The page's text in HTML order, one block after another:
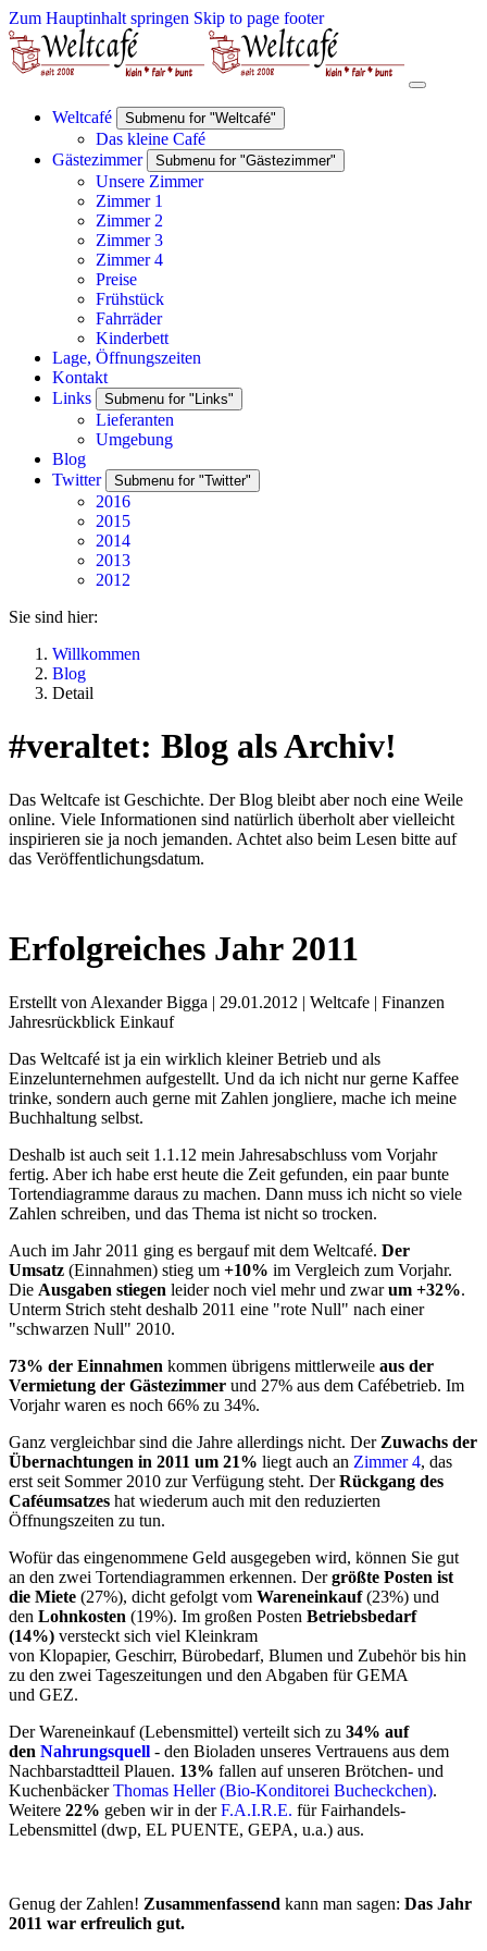
Zum Hauptinhalt springen Skip to page footer
Weltcafé Submenu for "Weltcafé"
Das kleine Café
Gästezimmer
Submenu for "Gästezimmer"
Unsere Zimmer
Zimmer 1
Zimmer 2
Zimmer 3
Zimmer 4
Preise
Frühstück
Fahrräder
Kinderbett
Lage, Öffnungszeiten
Kontakt
Links
Submenu for "Links"
Lieferanten
Umgebung
Blog
Twitter
Submenu for "Twitter"
2016
2015
2014
2013
2012
Sie sind hier:
Willkommen
Blog
Detail
#veraltet: Blog als Archiv!
Das Weltcafe ist Geschichte. Der Blog bleibt aber noch eine Weile
online. Viele Informationen sind natürlich überholt aber vielleicht
inspirieren sie ja noch jemanden. Achtet also beim Lesen bitte auf
das Veröffentlichungsdatum.
Erfolgreiches Jahr 2011
Erstellt von Alexander Bigga | 29.01.2012 | Weltcafe | Finanzen
Jahresrückblick Einkauf
Das Weltcafé ist ja ein wirklich kleiner Betrieb und als
Einzelunternehmen aufgestellt. Und da ich nicht nur gerne Kaffee
trinke, sondern auch gerne mit Zahlen jongliere, mache ich meine
Buchhaltung selbst.
Deshalb ist auch seit 1.1.12 mein Jahresabschluss vom Vorjahr
fertig. Aber ich habe erst heute die Zeit gefunden, ein paar bunte
Tortendiagramme daraus zu machen. Dann muss ich nicht so viele
Zahlen schreiben, und das Thema ist nicht so trocken.
Auch im Jahr 2011 ging es bergauf mit dem Weltcafé. Der
Umsatz (Einnahmen) stieg um +10% im Vergleich zum Vorjahr.
Die Ausgaben stiegen leider noch viel mehr und zwarum +32%.
Unterm Strich steht deshalb 2011 eine "rote Null" nach einer
"schwarzen Null" 2010.
73% der Einnahmen kommen übrigens mittlerweile aus der
Vermietung der Gästezimmer und 27% aus dem Cafébetrieb. Im
Vorjahr waren es noch 66% zu 34%.
Ganz vergleichbar sind die Jahre allerdings nicht. Der Zuwachs der
Übernachtungen in 2011 um 21% liegt auch an Zimmer 4, das
erst seit Sommer 2010 zur Verfügung steht. DerRückgang des
Caféumsatzes hat wiederum auch mit den reduzierten
Öffnungszeiten zu tun.
Wofür das eingenommene Geld ausgegeben wird, können Sie gut
an den zwei Tortendiagrammen erkennen. Dergrößte Posten ist
die Miete (27%), dicht gefolgt vom Wareneinkauf(23%) und
den Lohnkosten (19%). Im großen Posten Betriebsbedarf
(14%) versteckt sich viel Kleinkram
von Klopapier, Geschirr, Bürobedarf, Blumen und Zubehör bis hin
zu den zwei Tageszeitungen und den Abgaben für GEMA
und GEZ.
Der Wareneinkauf (Lebensmittel) verteilt sich zu 34% auf
den Nahrungsquell - den Bioladen unseres Vertrauens aus dem
Nachbarstadtteil Plauen. 13% fallen auf unseren Brötchen- und
KuchenbäckerThomas Heller (Bio-Konditorei Bucheckchen).
Weitere 22% geben wir in derF.A.I.R.E. für Fairhandels-
Lebensmittel (dwp, EL PUENTE, GEPA, u.a.) aus.
Genug der Zahlen! Zusammenfassend kann man sagen: Das Jahr
2011 war erfreulich gut.